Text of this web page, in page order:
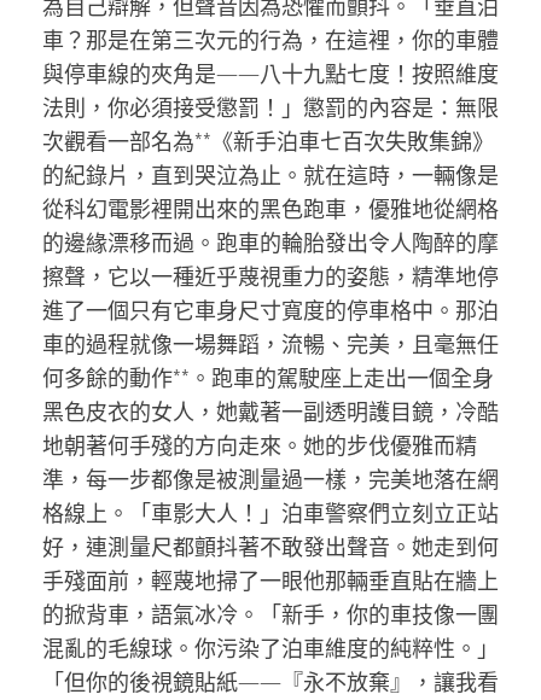
為自己辯解，但聲音因為恐懼而顫抖。「垂直泊
車？那是在第三次元的行為，在這裡，你的車體
與停車線的夾角是——八十九點七度！按照維度
法則，你必須接受懲罰！」懲罰的內容是：無限
次觀看一部名為**《新手泊車七百次失敗集錦》
的紀錄片，直到哭泣為止。就在這時，一輛像是
從科幻電影裡開出來的黑色跑車，優雅地從網格
的邊緣漂移而過。跑車的輪胎發出令人陶醉的摩
擦聲，它以一種近乎蔑視重力的姿態，精準地停
進了一個只有它車身尺寸寬度的停車格中。那泊
車的過程就像一場舞蹈，流暢、完美，且毫無任
何多餘的動作**。跑車的駕駛座上走出一個全身
黑色皮衣的女人，她戴著一副透明護目鏡，冷酷
地朝著何手殘的方向走來。她的步伐優雅而精
準，每一步都像是被測量過一樣，完美地落在網
格線上。「車影大人！」泊車警察們立刻立正站
好，連測量尺都顫抖著不敢發出聲音。她走到何
手殘面前，輕蔑地掃了一眼他那輛垂直貼在牆上
的掀背車，語氣冰冷。「新手，你的車技像一團
混亂的毛線球。你污染了泊車維度的純粹性。」
「但你的後視鏡貼紙——『永不放棄』，讓我看